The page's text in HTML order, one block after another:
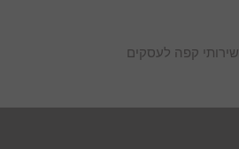
שירותי קפה לעסקים